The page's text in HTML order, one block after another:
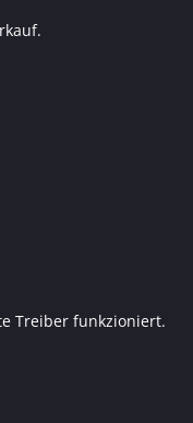
Treiber funkzioniert.